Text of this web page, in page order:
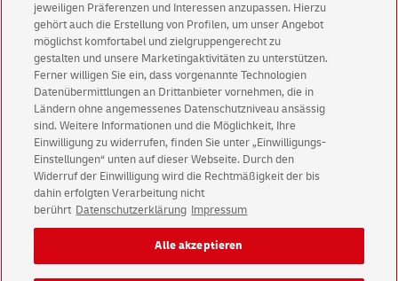
Helfen Sie uns besser zu werden.
Bitte bewerten Sie uns
Impressum Rechtliche Hinweise
Datenschutz
Einwilligungs-Einstellungen
jeweiligen Präferenzen und Interessen anzupassen. Hierzu
gehört auch die Erstellung von Profilen, um unser Angebot
möglichst komfortabel und zielgruppengerecht zu
gestalten und unsere Marketingaktivitäten zu unterstützen.
Ferner willigen Sie ein, dass vorgenannte Technologien
Datenübermittlungen an Drittanbieter vornehmen, die in
Ländern ohne angemessenes Datenschutzniveau ansässig
sind. Weitere Informationen und die Möglichkeit, Ihre
Einwilligung zu widerrufen, finden Sie unter „Einwilligungs-
Einstellungen“ unten auf dieser Webseite. Durch den
Widerruf der Einwilligung wird die Rechtmäßigkeit der bis
dahin erfolgten Verarbeitung nicht
berührt Datenschutzerklärung Impressum
Alle akzeptieren